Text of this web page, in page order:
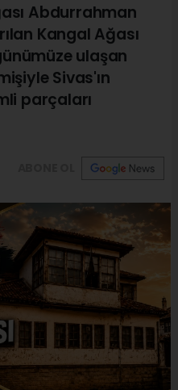
Abdurrahman
Kangal Ağası
ulaşan
Sivas'ın
parçaları